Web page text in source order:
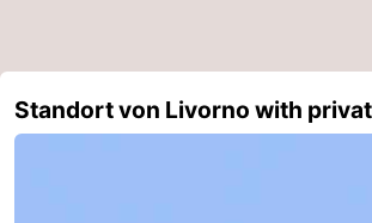
Küste
-
Natur
-
Standort von Livorno with